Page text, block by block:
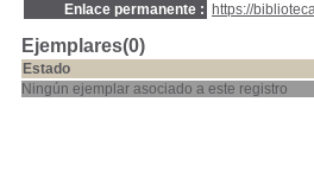
Enlace permanente :
https://
Ejemplares(0)
Estado
Ningún ejemplar asociado a este registro